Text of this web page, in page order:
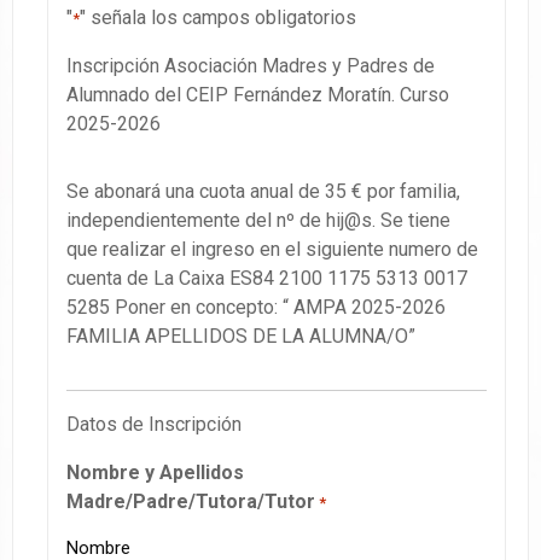
"*" señala los campos obligatorios
Inscripción Asociación Madres y Padres de
Alumnado del CEIP Fernández Moratín. Curso
2025-2026
Se abonará una cuota anual de 35 € por familia,
independientemente del nº de hij@s. Se tiene
que realizar el ingreso en el siguiente numero de
cuenta de La Caixa ES84 2100 1175 5313 0017
5285 Poner en concepto: “ AMPA 2025-2026
FAMILIA APELLIDOS DE LA ALUMNA/O”
Datos de Inscripción
Nombre y Apellidos
Madre/Padre/Tutora/Tutor *
Nombre